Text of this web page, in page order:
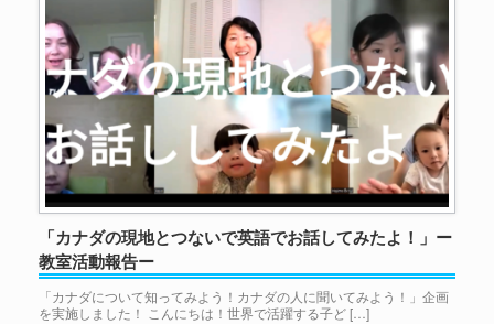
「カナダの現地とつないで英語でお話してみたよ！」ー
教室活動報告ー
「カナダについて知ってみよう！カナダの人に聞いてみよう！」企画
を実施しました！ こんにちは！世界で活躍する子ど […]